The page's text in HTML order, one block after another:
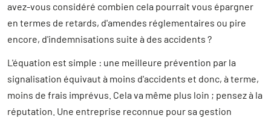
avez-vous considéré combien cela pourrait vous épargner
en termes de retards, d'amendes réglementaires ou pire
encore, d'indemnisations suite à des accidents ?
L'équation est simple : une meilleure prévention par la
signalisation équivaut à moins d'accidents et donc, à terme,
moins de frais imprévus. Cela va même plus loin ; pensez à la
réputation. Une entreprise reconnue pour sa gestion